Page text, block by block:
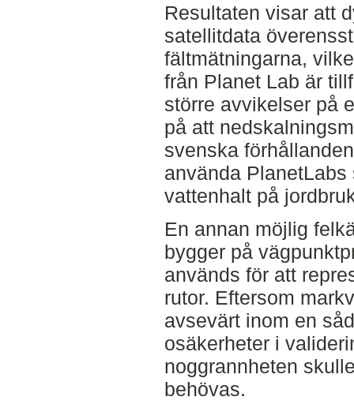
Resultaten visar att
satellitdata
fältmätningarna,
från Planet Lab är
större avvikelser på
på att
svenska
använda
vattenhalt på
En annan möjlig
bygger på
används för att
rutor. Eftersom
avsevärt inom en
osäkerheter i
noggrannheten
behövas.